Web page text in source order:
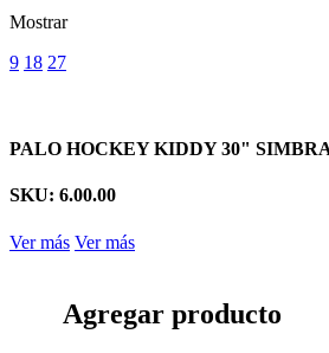
Mostrar
9 18 27
PALO HOCKEY KIDDY 30"
SKU: 6.00.00
Ver más Ver más
Agregar producto